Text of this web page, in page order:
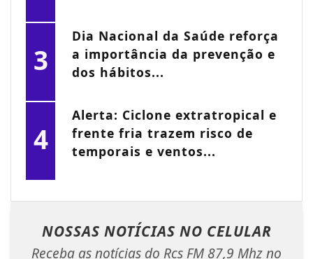
3
Dia Nacional da Saúde reforça
a importância da prevenção e
dos hábitos...
4
Alerta: Ciclone extratropical e
frente fria trazem risco de
temporais e ventos...
NOSSAS NOTÍCIAS NO CELULAR
Receba as notícias do Rcs FM 87,9 Mhz no